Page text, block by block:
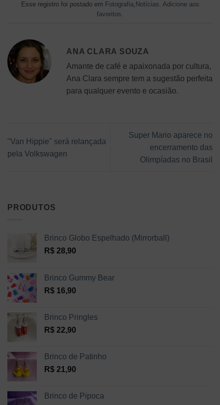
Esse registro foi postado em Fotografia Notícias Adicione aos
favoritos
ANA CLARA SOUZA
Amante de café e apaixonada por cultura,
Ana Clara sempre tem a sugestão perfeita
para qualquer evento e ocasião.
"Van Hippie" será relançada
pela Volkswagen
Super Mario aparece no
encerramento das
Olimpíadas no Brasil
PRODUTOS
Brinco Globo Espelhado (Mirrorball)
R$ 28,90
Brinco Gummy Bear
R$ 16,90
Brinco Pringles
R$ 22,90
Brinco de Patinho
R$ 21,90
Brinco de Pipoca